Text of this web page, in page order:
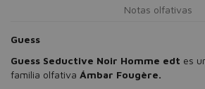
Notas olfativas
Guess
Guess Seductive Noir Homme edt es
familia olfativa Ámbar Fougère.